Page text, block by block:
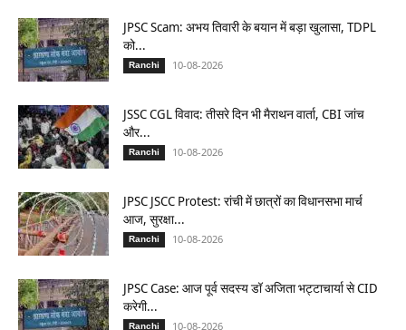
JPSC Scam: अभय तिवारी के बयान में बड़ा खुलासा, TDPL
को...
Ranchi 10-08-2026
JSSC CGL विवाद: तीसरे दिन भी मैराथन वार्ता, CBI जांच
और...
Ranchi 10-08-2026
JPSC JSCC Protest: रांची में छात्रों का विधानसभा मार्च
आज, सुरक्षा...
Ranchi 10-08-2026
JPSC Case: आज पूर्व सदस्य डॉ अजिता भट्टाचार्या से CID
करेगी...
Ranchi 10-08-2026